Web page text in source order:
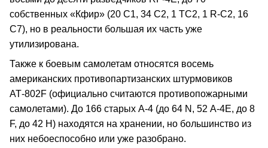
собственных «Кфир» (20 С1, 34 С2, 1 ТС2, 1 R-С2, 16
С7), но в реальности большая их часть уже
утилизирована.
Также к боевым самолетам относятся восемь
американских противопартизанских штурмовиков
АТ-802F (официально считаются противопожарными
самолетами). До 166 старых A-4 (до 64 N, 52 А-4Е, до 8
F, до 42 H) находятся на хранении, но большинство из
них небоеспособно или уже разобрано.